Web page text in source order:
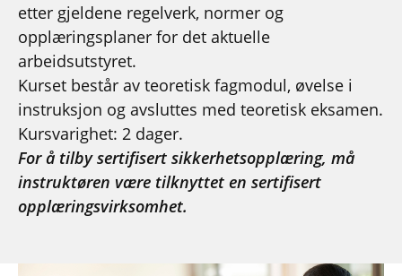
etter gjeldene regelverk, normer og
opplæringsplaner for det aktuelle
arbeidsutstyret.
Kurset består av teoretisk fagmodul, øvelse i
instruksjon og avsluttes med teoretisk eksamen.
Kursvarighet: 2 dager.
For å tilby sertifisert sikkerhetsopplæring, må
instruktøren være tilknyttet en sertifisert
opplæringsvirksomhet.